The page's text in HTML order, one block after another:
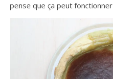
pense que ça peut fonctionner